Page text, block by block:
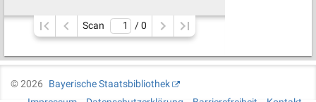
Scan / 0
©2026
Bayerische Staatsbibliothek